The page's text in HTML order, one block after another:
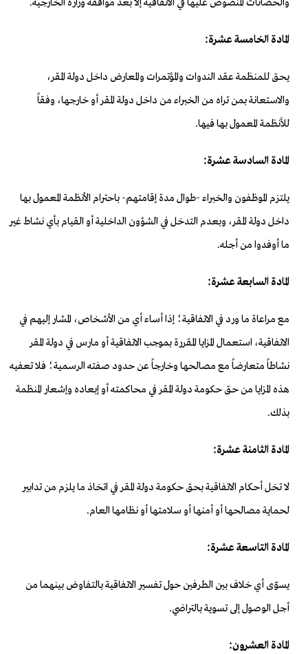
والحصانات المنصوص عليها في الاتفاقية إلا بعد موافقة وزارة الخارجية.
المادة الخامسة عشرة:
يحق للمنظمة عقد الندوات والمؤتمرات والمعارض داخل دولة المقر،
والاستعانة بمن تراه من الخبراء من داخل دولة المقر أو خارجها، وفقاً
للأنظمة المعمول بها فيها.
المادة السادسة عشرة:
يلتزم الموظفون والخبراء -طوال مدة إقامتهم- باحترام الأنظمة المعمول بها
داخل دولة المقر، وبعدم التدخل في الشؤون الداخلية أو القيام بأي نشاط غير
ما أوفدوا من أجله.
المادة السابعة عشرة:
مع مراعاة ما ورد في الاتفاقية؛ إذا أساء أي من الأشخاص، المشار إليهم في
الاتفاقية، استعمال المزايا المقررة بموجب الاتفاقية أو مارس في دولة المقر
نشاطاً متعارضاً مع مصالحها وخارجاً عن حدود صفته الرسمية؛ فلا تعفيه
هذه المزايا من حق حكومة دولة المقر في محاكمته أو إبعاده وإشعار المنظمة
بذلك.
المادة الثامنة عشرة:
لا تخل أحكام الاتفاقية بحق حكومة دولة المقر في اتخاذ ما يلزم من تدابير
لحماية مصالحها أو أمنها أو سلامتها أو نظامها العام.
المادة التاسعة عشرة:
يسوّى أي خلاف بين الطرفين حول تفسير الاتفاقية بالتفاوض بينهما من
أجل الوصول إلى تسوية بالتراضي.
المادة العشرون: